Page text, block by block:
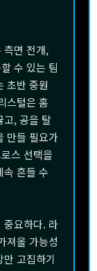
측면 전개,
수 있는 팀
초반 중원
스털은 홈
고, 공을 탈
만들 필요가
스 선택을
속 흔들 수
중요하다. 라
져올 가능성
고집하기